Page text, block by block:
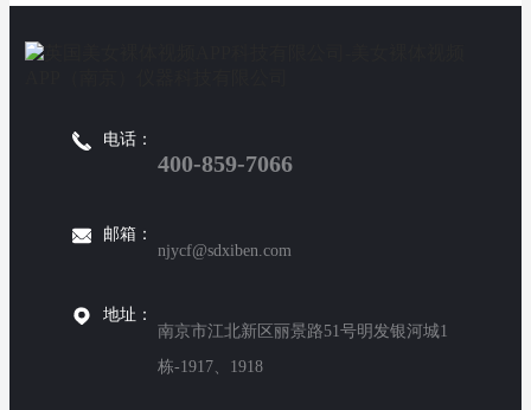
电话：
400-859-7066
邮箱：
njycf@sdxiben.com
地址：
南京市江北新区丽景路51号明发银河城1
栋-1917、1918